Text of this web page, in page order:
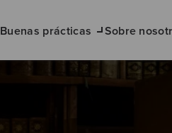
Buenas prácticas Sobre